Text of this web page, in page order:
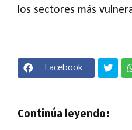
los sectores más
Facebook
Continúa leyendo: